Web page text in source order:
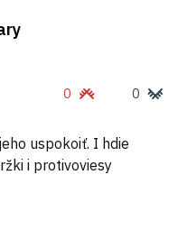
0 0
uspokoiť. I hdie
i protivoviesy
i
1